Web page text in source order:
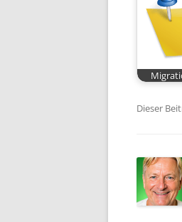
Dieser